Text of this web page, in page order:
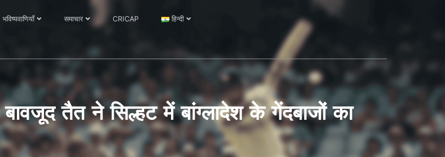
भविष्यवाणियाँ समाचार CRICAP हिन्दी
तैत ने सिल्हट में बांग्लादेश के गेंदबाजों का